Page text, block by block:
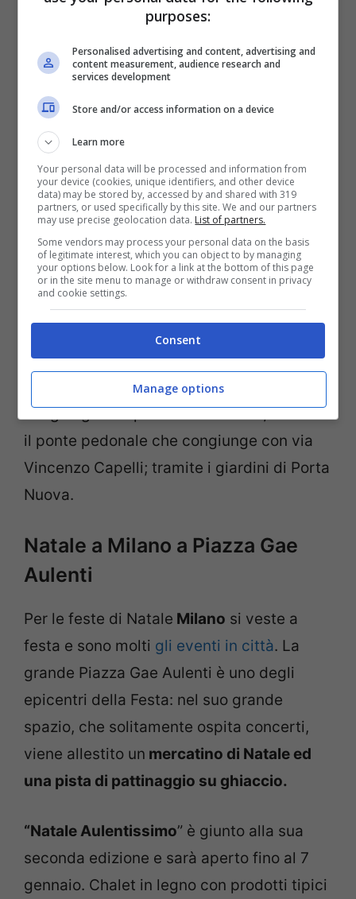
la sera: si trova infatti in una posizione
strategica fra Corso Como e il quartiere
Isola, zone della movida milanese.
Come arrivare a piazza Gae
Aulenti
La piazza si trova in una zona facilmente
raggiungibili dai mezzi e per arrivarci ci
sono cinque vie d’accesso pedonali:
tramite il viale pedonale con via Gaetano
de Castillia; tramite le scale e gli ascensori
in viale Luigi Sturzo (raggiungibile dal
sottopasso della Stazione di Porta
Garibaldi); tramite la passerella che
congiunge con piazza Alvar Aalto; tramite
il ponte pedonale che congiunge con via
Vincenzo Capelli; tramite i giardini di Porta
Nuova.
Natale a Milano a Piazza Gae
Aulenti
Per le feste di Natale Milano si veste a
festa e sono molti gli eventi in città. La
grande Piazza Gae Aulenti è uno degli
epicentri della Festa: nel suo grande
spazio, che solitamente ospita concerti,
viene allestito un mercatino di Natale ed
una pista di pattinaggio su ghiaccio.
“Natale Aulentissimo” è giunto alla sua
seconda edizione e sarà aperto fino al 7
gennaio. Chalet in legno con prodotti tipici
purposes:
Personalised advertising and content, advertising and
content measurement, audience research and
services development
Store and/or access information on a device
Learn more
Your personal data will be processed and information from
your device (cookies, unique identifiers, and other device
data) may be stored by, accessed by and shared with 319
partners, or used specifically by this site. We and our partners
may use precise geolocation data. List of partners.
Some vendors may process your personal data on the basis
of legitimate interest, which you can object to by managing
your options below. Look for a link at the bottom of this page
or in the site menu to manage or withdraw consent in privacy
and cookie settings.
Consent
Manage options